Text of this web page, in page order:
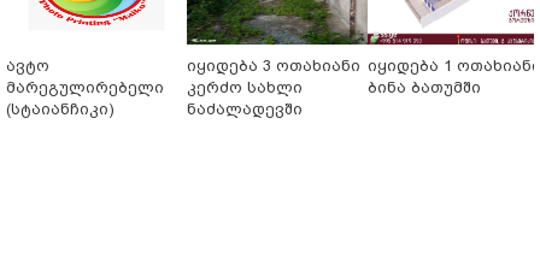
ავტო
მარეგულირებელი
(სტაიანჩიკი)
იყიდება 3 ოთახიანი
კერძო სახლი
ნაძალადევში
იყიდება 1 ოთახიანი
ბინა ბათუმში